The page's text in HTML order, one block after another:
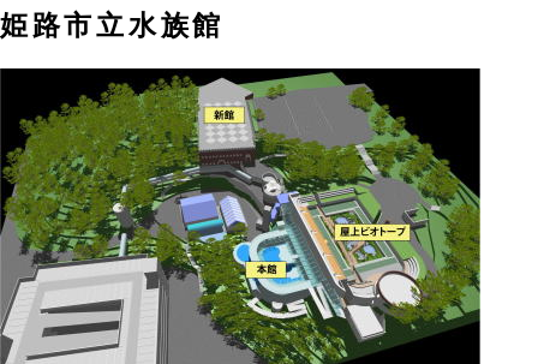
姫路市立水族館